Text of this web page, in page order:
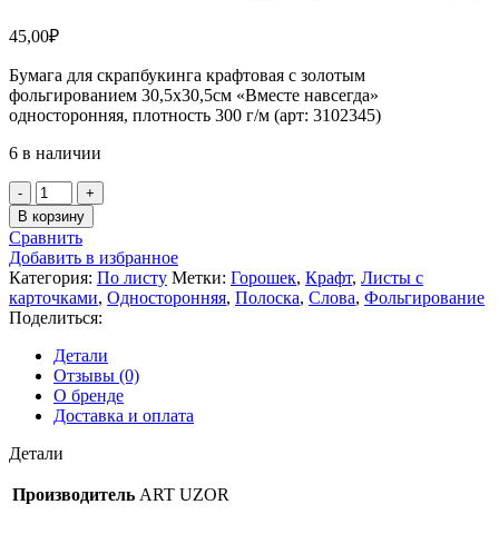
45,00₽
Бумага для скрапбукинга крафтовая с золотым
фольгированием 30,5х30,5см «Вместе навсегда»
односторонняя, плотность 300 г/м (арт: 3102345)
6 в наличии
Количество
товара
Бумага
для
скрапбукинга
с
фольгированием
30,5х30,5см
«Вместе
навсегда»
(Арт
Узор)
В корзину
Сравнить
Добавить в избранное
Категория: По листу Метки: Горошек, Крафт, Листы с
карточками, Односторонняя, Полоска, Слова, Фольгирование
Поделиться:
Детали
Отзывы (0)
О бренде
Доставка и оплата
Детали
Производитель ART UZOR